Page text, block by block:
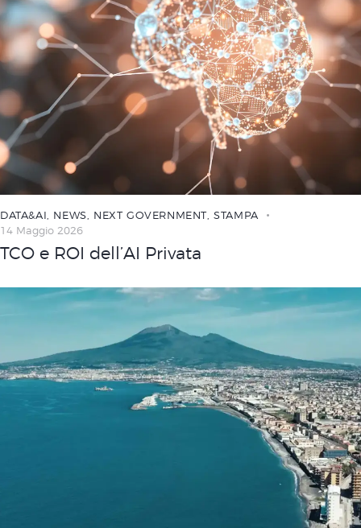
DATA&AI, NEWS, NEXT GOVERNMENT,STAMPA
14 Maggio 2026
TCO e ROI dell’AI Privata